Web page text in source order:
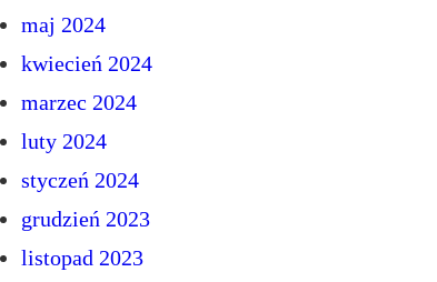
maj 2024
kwiecień 2024
marzec 2024
luty 2024
styczeń 2024
grudzień 2023
listopad 2023